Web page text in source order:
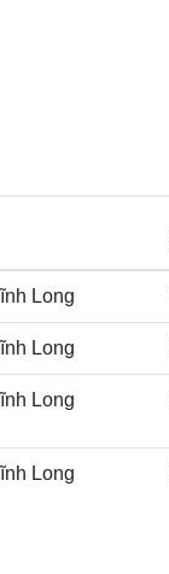
Long
Long
Long
Long